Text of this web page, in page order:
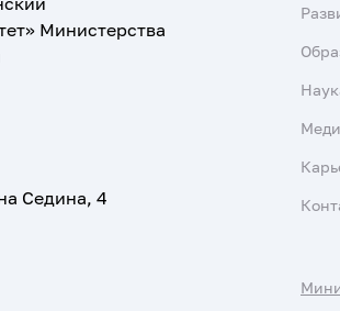
Министерства
Седина, 4